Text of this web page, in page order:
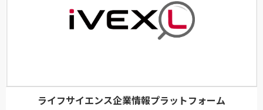
ライフサイエンス企業情報プラットフォーム